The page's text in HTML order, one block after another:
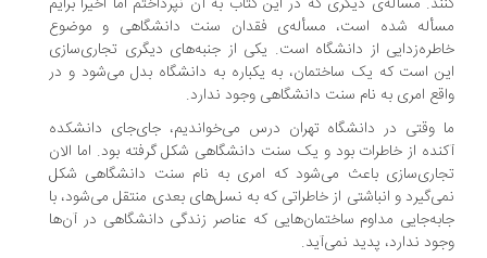
شده است، مسأله‌ی فقدان سنت دانشگاهی و موضوع
از دانشگاه است. یکی از جنبه‌های دیگری تجاری‌سازی
است که یک ساختمان، به یکباره به دانشگاه بدل می‌شود و در
امری به نام سنت دانشگاهی وجود ندارد.
وقتی در دانشگاه تهران درس می‌خواندیم، جای‌جای دانشکده
از خاطرات بود و یک سنت دانشگاهی شکل گرفته بود. اما الان
باعث می‌شود که امری به نام سنت دانشگاهی شکل
و انباشتی از خاطراتی که به نسل‌های بعدی منتقل می‌شود، با
مداوم ساختمان‌هایی که عناصر زندگی دانشگاهی در آن‌ها
ندارد، پدید نمی‌آید.